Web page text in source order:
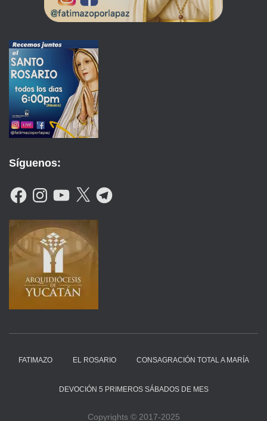
Síguenos:
F
A
B
K
N
A
G
R
M
Y
O
U
B
E
X
T
E
G
FATIMAZO EL ROSARIO CONSAGRACIÓN TOTAL A MARÍA
DEVOCIÓN 5 PRIMEROS SÁBADOS DE MES
Copyrights © 2017-2025